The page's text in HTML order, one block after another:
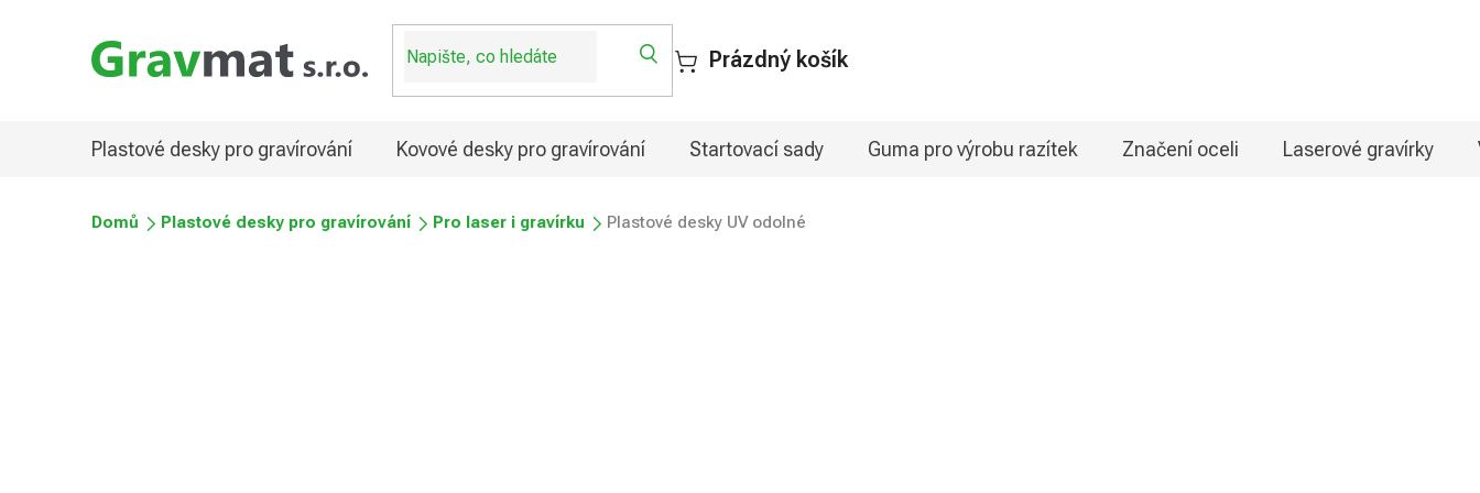
Prázdný košík
Plastové desky pro gravírování Kovové desky pro gravírování Startovací sady Guma pro výrobu razítek Značení oceli Laserové gravírky
Domů Plastové desky pro gravírování Pro laser i gravírku Plastové desky UV odolné